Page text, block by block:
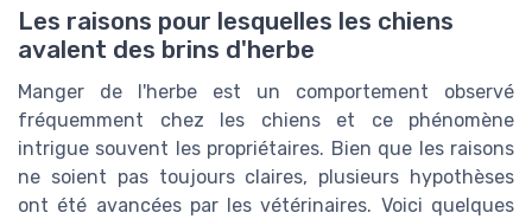
Les raisons pour lesquelles les chiens
avalent des brins d'herbe
Manger de l'herbe est un comportement observé
fréquemment chez les chiens et ce phénomène
intrigue souvent les propriétaires. Bien que les raisons
ne soient pas toujours claires, plusieurs hypothèses
ont été avancées par les vétérinaires. Voici quelques